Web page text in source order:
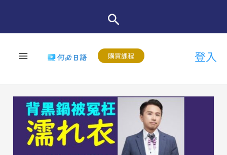
購買課程 登入